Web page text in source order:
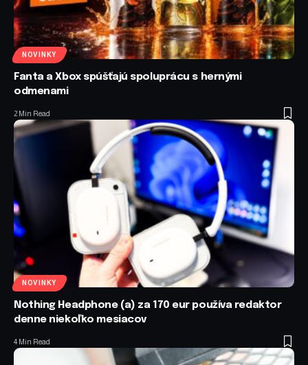
NOVINKY
Fanta a Xbox spúšťajú spoluprácu s hernými
odmenami
2 Min Read
NOVINKY
Nothing Headphone (a) za 170 eur používa redaktor
denne niekoľko mesiacov
4 Min Read